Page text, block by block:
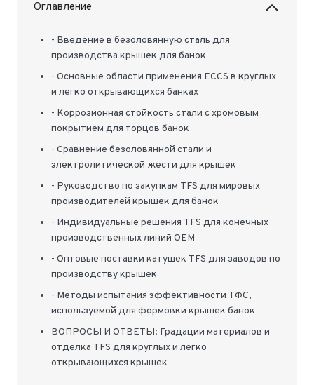
Оглавление
- Введение в безоловянную сталь для
производства крышек для банок
- Основные области применения ECCS в круглых
и легко открывающихся банках
- Коррозионная стойкость стали с хромовым
покрытием для торцов банок
- Сравнение безоловянной стали и
электролитической жести для крышек
- Руководство по закупкам TFS для мировых
производителей крышек для банок
- Индивидуальные решения TFS для конечных
производственных линий OEM
- Оптовые поставки катушек TFS для заводов по
производству крышек
- Методы испытания эффективности ТФС,
используемой для формовки крышек банок
ВОПРОСЫ И ОТВЕТЫ: Градации материалов и
отделка TFS для круглых и легко
открывающихся крышек